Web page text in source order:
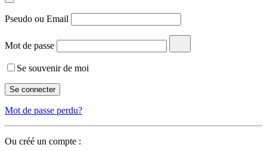
Pseudo ou Email
Mot de passe
Se souvenir de moi
Mot de passe perdu?
Ou créé un compte :